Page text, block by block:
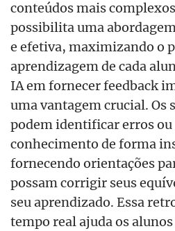
conteúdos mais
possibilita uma
e efetiva, maximizando o
aprendizagem de cada
IA em fornecer feedback
uma vantagem crucial.
podem identificar erros ou
conhecimento de forma
fornecendo orientações
possam corrigir seus
seu aprendizado. Essa
tempo real ajuda os